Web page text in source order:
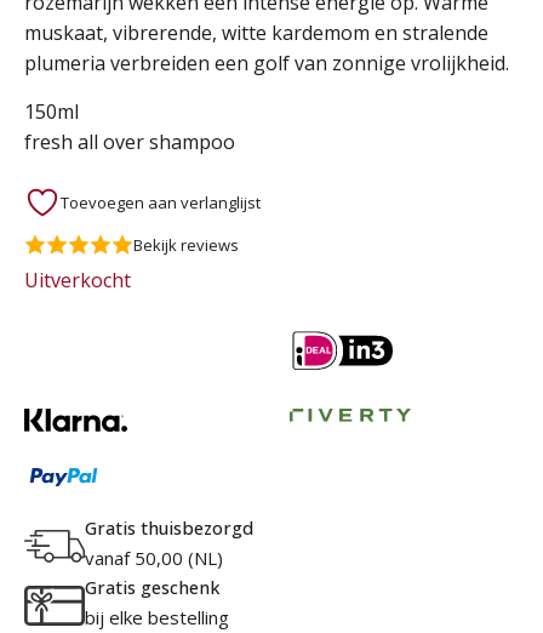
13,95 €.
8,95 €.
muskaat, vibrerende, witte kardemom en stralende
plumeria verbreiden een golf van zonnige vrolijkheid.
150ml
fresh all over shampoo
Toevoegen aan verlanglijst
Bekijk reviews
Uitverkocht
Gratis thuisbezorgd
vanaf 50,00 (NL)
Gratis geschenk
bij elke bestelling